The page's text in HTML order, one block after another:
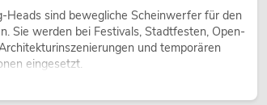
Heads sind bewegliche Scheinwerfer für den
Sie werden bei Festivals, Stadtfesten, Open-
und temporären
eingesetzt.